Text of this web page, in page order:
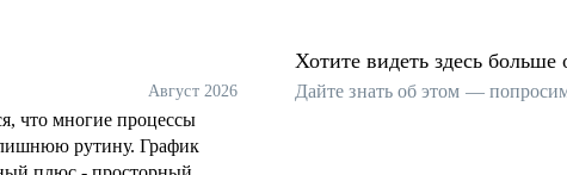
Август 2026
что многие процессы
лишнюю рутину. График
Хотите видеть здесь больше
Дайте знать об этом —